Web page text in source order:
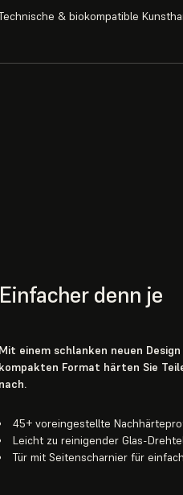
& biokompatible
Einfacher denn je
Mit einem schlanken neuen
kompakten Format härten Sie
nach.
45+ voreingestellte
Leicht zu reinigender Glas-
Tür mit Seitenscharnier für